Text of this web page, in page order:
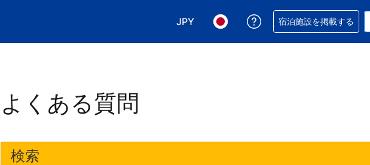
JPY
表示通貨を選択. 現在選択中の表示通貨は円
言語を選択. 現在選択中の言語は日
予約に関するサポート
宿泊施設を掲載する
よくある質問
検索